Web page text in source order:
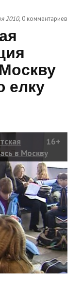
2010, 0 комментариев
елку
в Москву
16+